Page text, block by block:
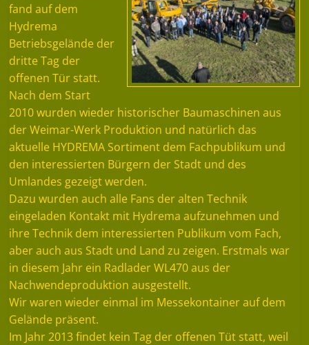
fand auf dem
Hydrema
Betriebsgelände der
dritte Tag der
offenen Tür statt.
Nach dem Start
2010 wurden wieder historischer Baumaschinen aus
der Weimar-Werk Produktion und natürlich das
aktuelle HYDREMA Sortiment dem Fachpublikum und
den interessierten Bürgern der Stadt und des
Umlandes gezeigt werden.
Dazu wurden auch alle Fans der alten Technik
eingeladen Kontakt mit Hydrema aufzunehmen und
ihre Technik dem interessierten Publikum vom Fach,
aber auch aus Stadt und Land zu zeigen. Erstmals war
in diesem Jahr ein Radlader WL470 aus der
Nachwendeproduktion ausgestellt.
Wir waren wieder einmal im Messekontainer auf dem
Gelände präsent.
Im Jahr 2013 findet kein Tag der offenen Tüt statt, weil